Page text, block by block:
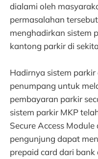
dialami oleh
permasalahan tersebut
menghadirkan sistem
kantong parkir di
Hadirnya sistem
penumpang untuk
pembayaran parkir
sistem parkir MKP
Secure Access
pengunjung dapat
prepaid card dari